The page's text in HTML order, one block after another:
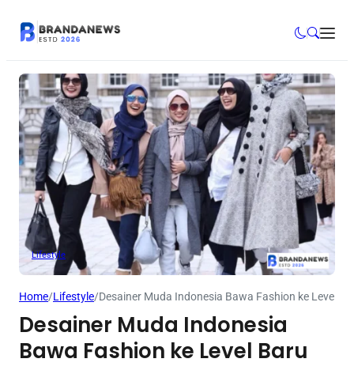
Lifestyle
Home/Lifestyle/Desainer Muda Indonesia Bawa Fashion ke Level
Desainer Muda Indonesia
Bawa Fashion ke Level Baru